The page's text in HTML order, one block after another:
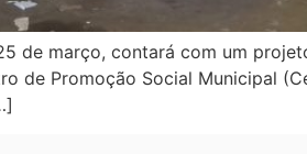
de março, contará com um
de Promoção Social Municipal